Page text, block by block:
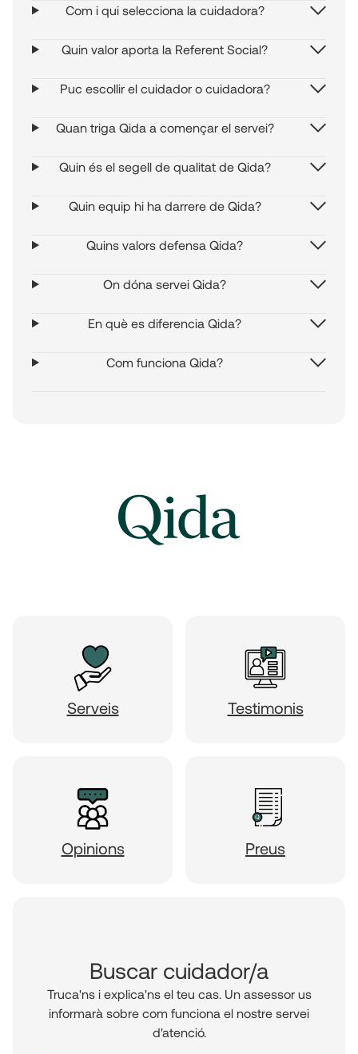
Com i qui selecciona la cuidadora?
Quin valor aporta la Referent Social?
Puc escollir el cuidador o cuidadora?
Quan triga Qida a començar el servei?
Quin és el segell de qualitat de Qida?
Quin equip hi ha darrere de Qida?
Quins valors defensa Qida?
On dóna servei Qida?
En què es diferencia Qida?
Com funciona Qida?
Serveis Testimonis
Opinions Preus
Buscar cuidador/a
Truca'ns i explica'ns el teu cas. Un assessor us
informarà sobre com funciona el nostre servei
d'atenció.